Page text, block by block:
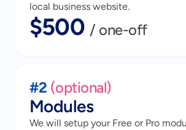
local business website.
$500 / one-off
#2 (optional)
Modules
We will setup your Free or Pro